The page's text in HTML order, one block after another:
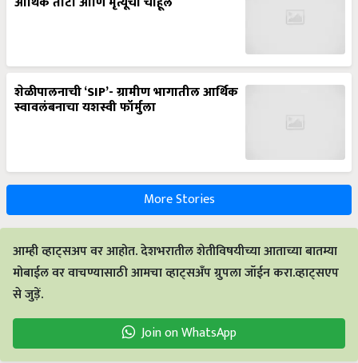
शेळीपालनाची ‘SIP’- ग्रामीण भागातील आर्थिक
स्वावलंबनाचा यशस्वी फॉर्मुला
More Stories
आम्ही व्हाट्सअप वर आहोत. देशभरातील शेतीविषयीच्या आताच्या बातम्या
मोबाईल वर वाचण्यासाठी आमचा व्हाट्सअँप ग्रुपला जॉईन करा.व्हाट्सएप
से जुड़ें.
Join on WhatsApp